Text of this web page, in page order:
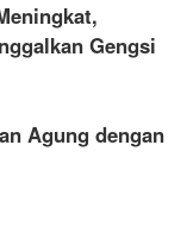
Gengsi
Agung dengan